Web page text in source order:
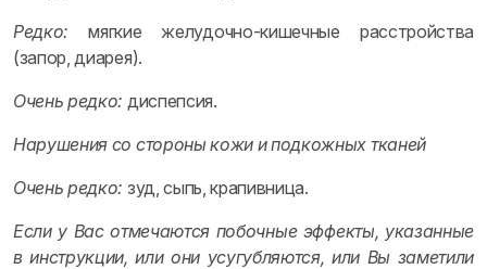
Редко: мягкие желудочно-кишечные расстройства
(запор, диарея).
Очень редко: диспепсия.
Нарушения со стороны кожи и подкожных тканей
Очень редко: зуд, сыпь, крапивница.
Если у Вас отмечаются побочные эффекты, указанные
в инструкции, или они усугубляются, или Вы заметили